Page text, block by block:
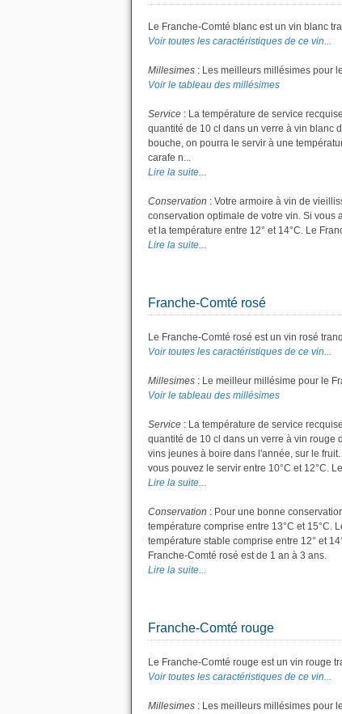
Le Franche-Comté blanc est un vin blanc
Voir toutes les caractéristiques de ce vin...
Millesimes : Les meilleurs millésimes pour
Voir le tableau des millésimes
Service : La température de service
quantité de 10 cl dans un verre à vin blanc
bouche, on pourra le servir à une
carafe n...
Lire la suite...
Conservation : Votre armoire à vin de
conservation optimale de votre vin. Si vous
et la température entre 12° et 14°C. Le
Lire la suite...
Franche-Comté rosé
Le Franche-Comté rosé est un vin rosé
Voir toutes les caractéristiques de ce vin...
Millesimes : Le meilleur millésime pour le
Voir le tableau des millésimes
Service : La température de service
quantité de 10 cl dans un verre à vin rouge
vins jeunes à boire dans l'année, sur le
vous pouvez le servir entre 10°C et 12°C.
Lire la suite...
Conservation : Pour une bonne
température comprise entre 13°C et 15°C.
température stable comprise entre 12° et
Franche-Comté rosé est de 1 an à 3 ans.
Lire la suite...
Franche-Comté rouge
Le Franche-Comté rouge est un vin rouge
Voir toutes les caractéristiques de ce vin...
Millesimes : Les meilleurs millésimes pour